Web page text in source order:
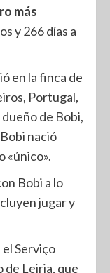
más
y 266 días a
en la finca de
Portugal,
de Bobi,
nació
«único».
Bobi a lo
jugar y
Serviço
Leiria, que